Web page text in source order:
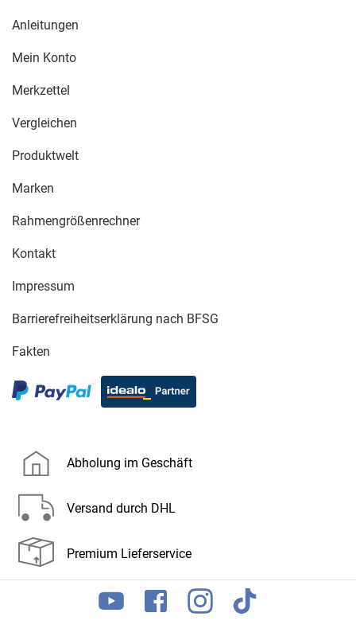
Anleitungen
Mein Konto
Merkzettel
Vergleichen
Produktwelt
Marken
Rahmengrößenrechner
Kontakt
Impressum
Barrierefreiheitserklärung nach BFSG
Fakten
Abholung im Geschäft
Versand durch DHL
Premium Lieferservice